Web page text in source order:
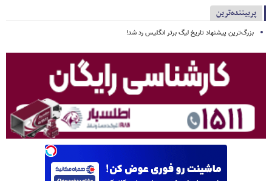
پربیننده‌ترین
بزرگ‌ترین پیشنهاد تاریخ لیگ برتر انگلیس رد شد!